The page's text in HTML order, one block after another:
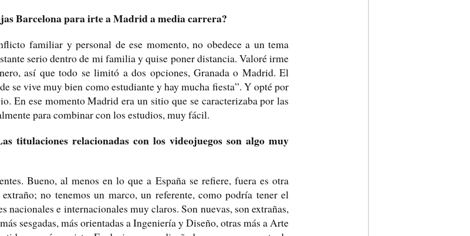
Barcelona para irte a Madrid a media carrera?
familiar y personal de ese momento, no obedece a un tema
serio dentro de mi familia y quise poner distancia. Valoré irme
así que todo se limitó a dos opciones, Granada o Madrid. El
se vive muy bien como estudiante y hay mucha fiesta”. Y opté por
En ese momento Madrid era un sitio que se caracterizaba por las
para combinar con los estudios, muy fácil.
titulaciones relacionadas con los videojuegos son algo muy
Bueno, al menos en lo que a España se refiere, fuera es otra
no tenemos un marco, un referente, como podría tener el
nacionales e internacionales muy claros. Son nuevas, son extrañas,
sesgadas, más orientadas a Ingeniería y Diseño, otras más a Arte